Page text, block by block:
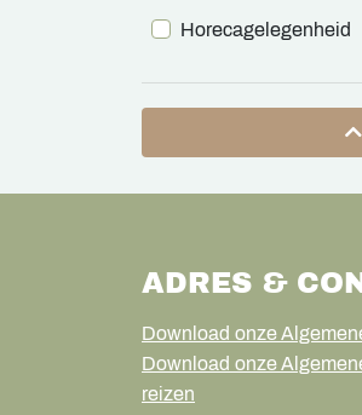
Horecagelegenheid
ADRES &
Download onze
Download onze
reizen